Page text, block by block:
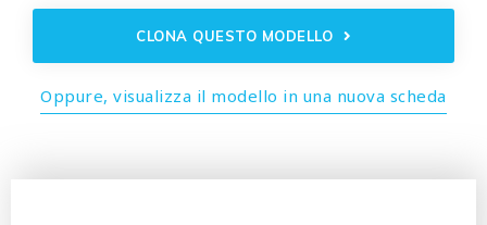
CLONA QUESTO MODELLO
Oppure, visualizza il modello in una nuova scheda